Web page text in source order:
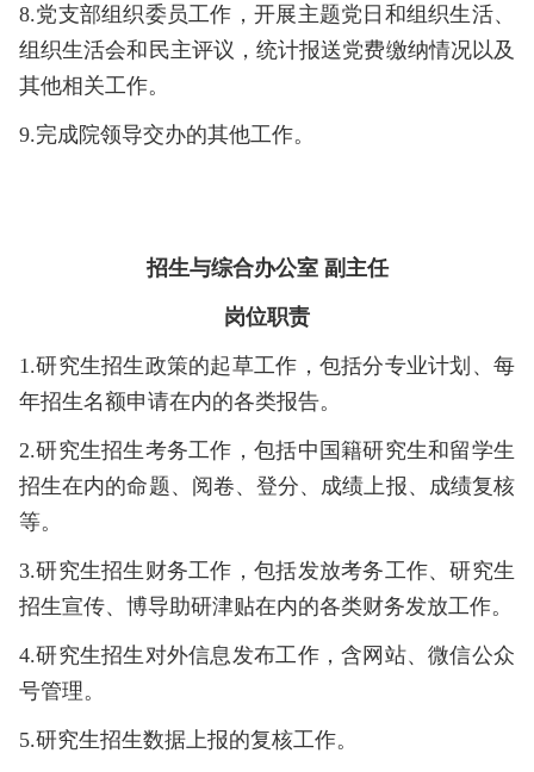
8.党支部组织委员工作，开展主题党日和组织生活、
组织生活会和民主评议，统计报送党费缴纳情况以及
其他相关工作。
9.完成院领导交办的其他工作。
招生与综合办公室 副主任
岗位职责
1.研究生招生政策的起草工作，包括分专业计划、每
年招生名额申请在内的各类报告。
2.研究生招生考务工作，包括中国籍研究生和留学生
招生在内的命题、阅卷、登分、成绩上报、成绩复核
等。
3.研究生招生财务工作，包括发放考务工作、研究生
招生宣传、博导助研津贴在内的各类财务发放工作。
4.研究生招生对外信息发布工作，含网站、微信公众
号管理。
5.研究生招生数据上报的复核工作。